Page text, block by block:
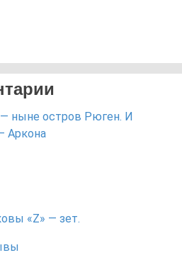
ныне остров Рюген. И
Аркона
«Z» — зет.